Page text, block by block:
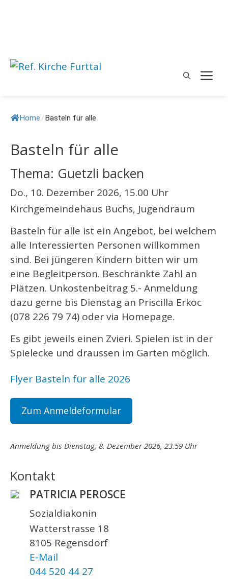
Home/Basteln für alle
Basteln für alle
Thema: Guetzli backen
Do., 10. Dezember 2026, 15.00 Uhr
Kirchgemeindehaus Buchs, Jugendraum
Basteln für alle ist ein Angebot, bei welchem
alle Interessierten Personen willkommen
sind. Bei jüngeren Kindern bitten wir um
eine Begleitperson. Beschränkte Zahl an
Plätzen. Unkostenbeitrag 5.- Anmeldung
dazu gerne bis Dienstag an Priscilla Erkoc
(078 226 79 74) oder via Homepage.
Es gibt jeweils einen Zvieri. Spielen ist in der
Spielecke und draussen im Garten möglich.
Flyer Basteln für alle 2026
Zum Anmeldeformular
Anmeldung bis Dienstag, 8. Dezember 2026, 23.59 Uhr
Kontakt
PATRICIA PEROSCE
Sozialdiakonin
Watterstrasse 18
8105 Regensdorf
E-Mail
044 520 44 27